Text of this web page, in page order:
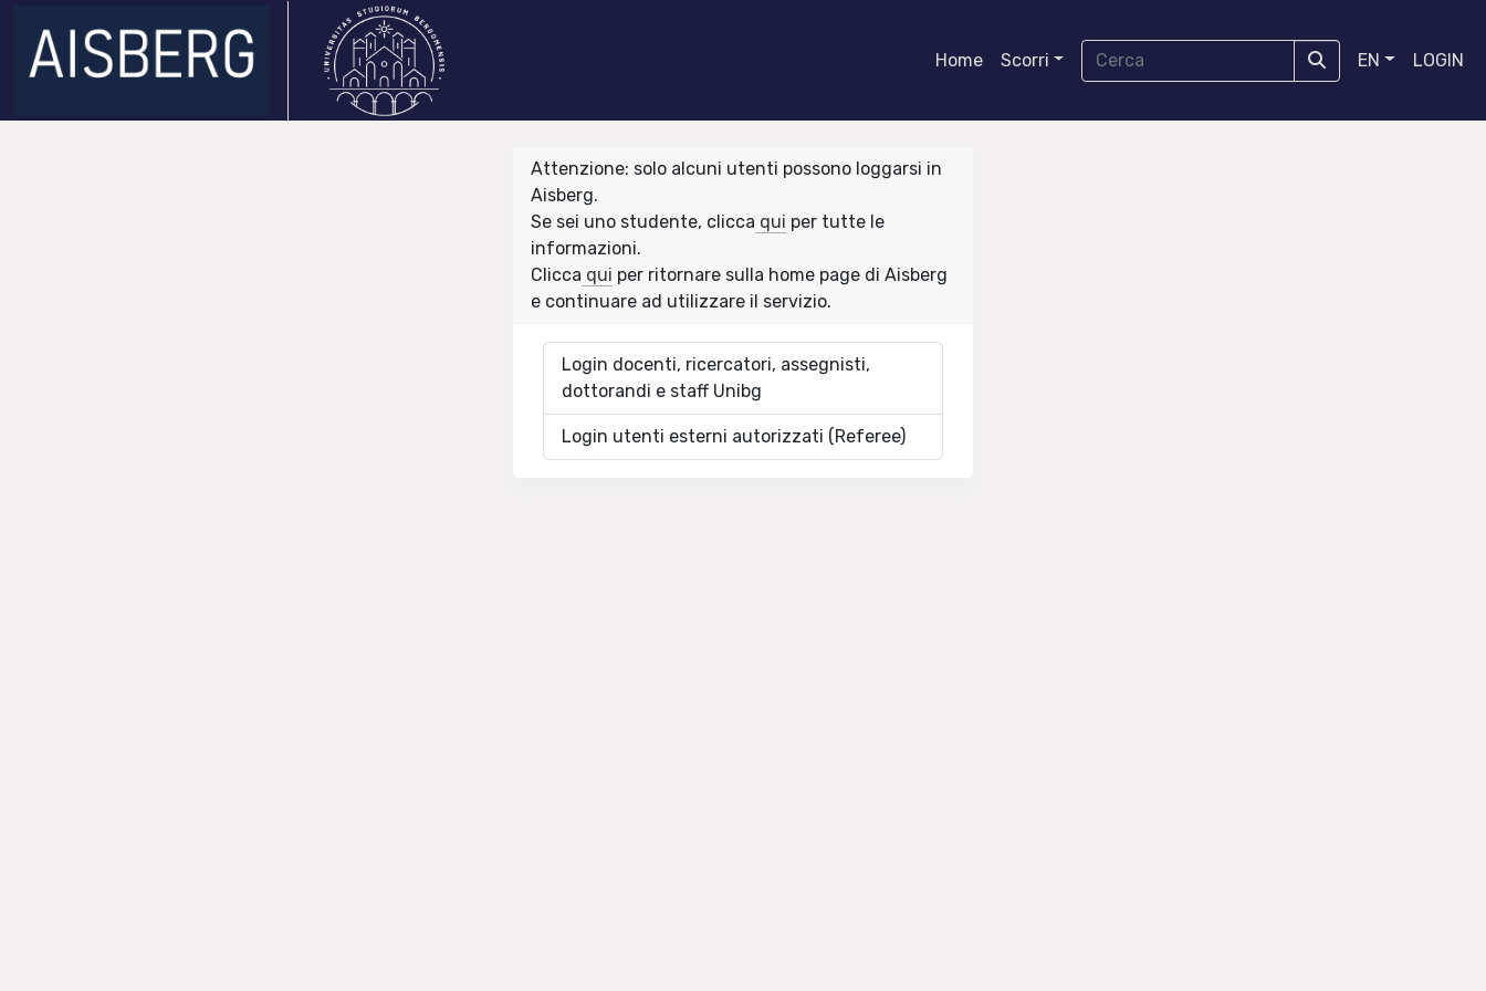
Home Scorri EN LOGIN
Attenzione: solo alcuni utenti possono loggarsi in
Aisberg.
Se sei uno studente, clicca qui per tutte le
informazioni.
Clicca qui per ritornare sulla home page di Aisberg
e continuare ad utilizzare il servizio.
Login docenti, ricercatori, assegnisti,
dottorandi e staff Unibg
Login utenti esterni autorizzati (Referee)